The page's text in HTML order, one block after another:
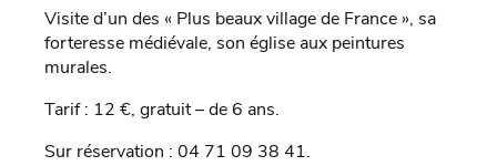
Visite d’un des « Plus beaux village de France », sa
forteresse médiévale, son église aux peintures
murales.
Tarif : 12 €, gratuit – de 6 ans.
Sur réservation : 04 71 09 38 41.